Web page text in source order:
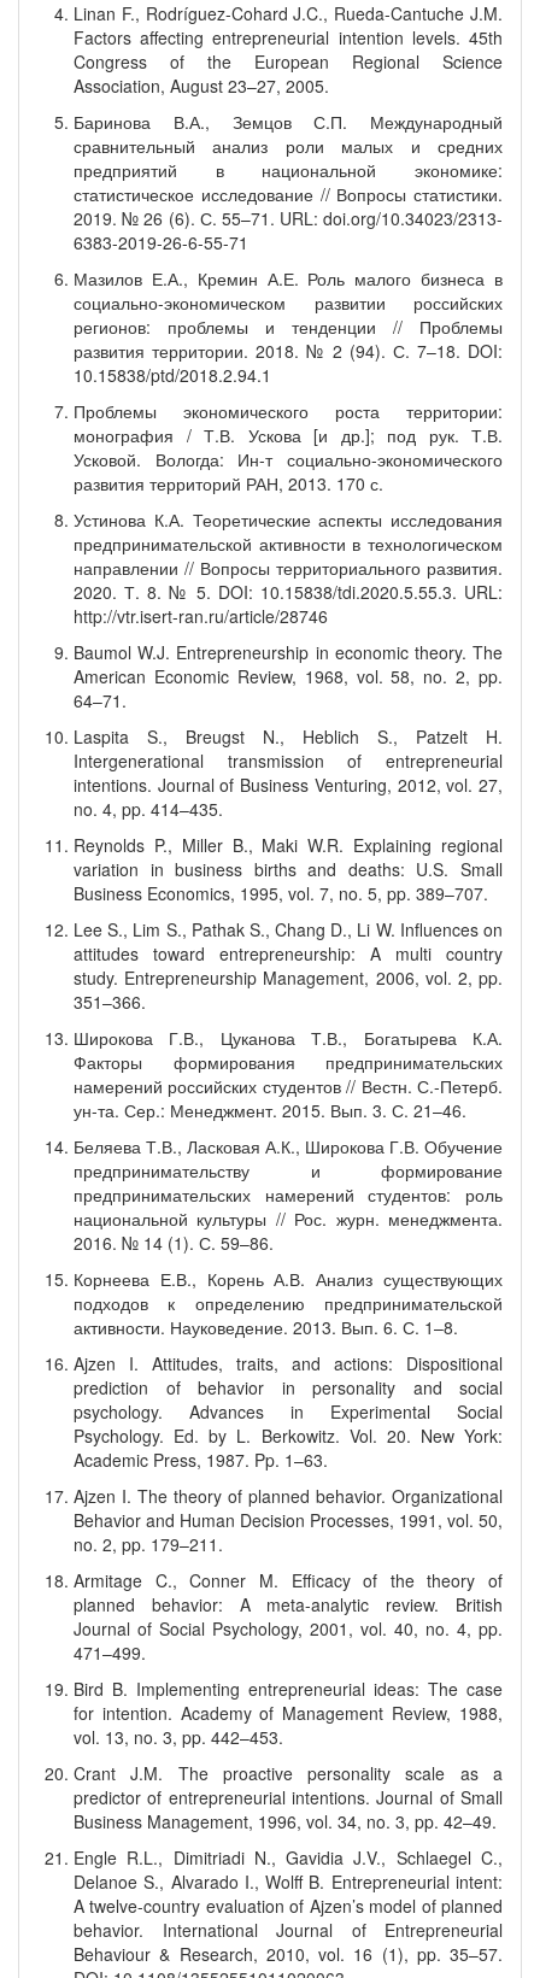
Linan F., Rodríguez-Cohard J.C., Rueda-Cantuche J.M.
Factors affecting entrepreneurial intention levels. 45th
Congress of the European Regional Science
Association, August 23–27, 2005.
Баринова В.А., Земцов С.П. Международный
сравнительный анализ роли малых и средних
предприятий в национальной экономике:
статистическое исследование // Вопросы статистики.
2019. № 26 (6). С. 55–71. URL: doi.org/10.34023/2313-
6383-2019-26-6-55-71
Мазилов Е.А., Кремин А.Е. Роль малого бизнеса в
социально-экономическом развитии российских
регионов: проблемы и тенденции // Проблемы
развития территории. 2018. № 2 (94). С. 7–18. DOI:
10.15838/ptd/2018.2.94.1
Проблемы экономического роста территории:
монография / Т.В. Ускова [и др.]; под рук. Т.В.
Усковой. Вологда: Ин-т социально-экономического
развития территорий РАН, 2013. 170 с.
Устинова К.А. Теоретические аспекты исследования
предпринимательской активности в технологическом
направлении // Вопросы территориального развития.
2020. Т. 8. № 5. DOI: 10.15838/tdi.2020.5.55.3. URL:
http://vtr.isert-ran.ru/article/28746
Baumol W.J. Entrepreneurship in economic theory. The
American Economic Review, 1968, vol. 58, no. 2, pp.
64–71.
Laspita S., Breugst N., Heblich S., Patzelt H.
Intergenerational transmission of entrepreneurial
intentions. Journal of Business Venturing, 2012, vol. 27,
no. 4, pp. 414–435.
Reynolds P., Miller B., Maki W.R. Explaining regional
variation in business births and deaths: U.S. Small
Business Economics, 1995, vol. 7, no. 5, pp. 389–707.
Lee S., Lim S., Pathak S., Chang D., Li W. Influences on
attitudes toward entrepreneurship: A multi country
study. Entrepreneurship Management, 2006, vol. 2, pp.
351–366.
Широкова Г.В., Цуканова Т.В., Богатырева К.А.
Факторы формирования предпринимательских
намерений российских студентов // Вестн. С.-Петерб.
ун-та. Сер.: Менеджмент. 2015. Вып. 3. С. 21–46.
Беляева Т.В., Ласковая А.К., Широкова Г.В. Обучение
предпринимательству и формирование
предпринимательских намерений студентов: роль
национальной культуры // Рос. журн. менеджмента.
2016. № 14 (1). С. 59–86.
Корнеева Е.В., Корень А.В. Анализ существующих
подходов к определению предпринимательской
активности. Науковедение. 2013. Вып. 6. С. 1–8.
Ajzen I. Attitudes, traits, and actions: Dispositional
prediction of behavior in personality and social
psychology. Advances in Experimental Social
Psychology. Ed. by L. Berkowitz. Vol. 20. New York:
Academic Press, 1987. Pp. 1–63.
Ajzen I. The theory of planned behavior. Organizational
Behavior and Human Decision Processes, 1991, vol. 50,
no. 2, pp. 179–211.
Armitage C., Conner M. Efficacy of the theory of
planned behavior: A meta-analytic review. British
Journal of Social Psychology, 2001, vol. 40, no. 4, pp.
471–499.
Bird B. Implementing entrepreneurial ideas: The case
for intention. Academy of Management Review, 1988,
vol. 13, no. 3, pp. 442–453.
Crant J.M. The proactive personality scale as a
predictor of entrepreneurial intentions. Journal of Small
Business Management, 1996, vol. 34, no. 3, pp. 42–49.
Engle R.L., Dimitriadi N., Gavidia J.V., Schlaegel C.,
Delanoe S., Alvarado I., Wolff B. Entrepreneurial intent:
A twelve-country evaluation of Ajzen’s model of planned
behavior. International Journal of Entrepreneurial
Behaviour & Research, 2010, vol. 16 (1), pp. 35–57.